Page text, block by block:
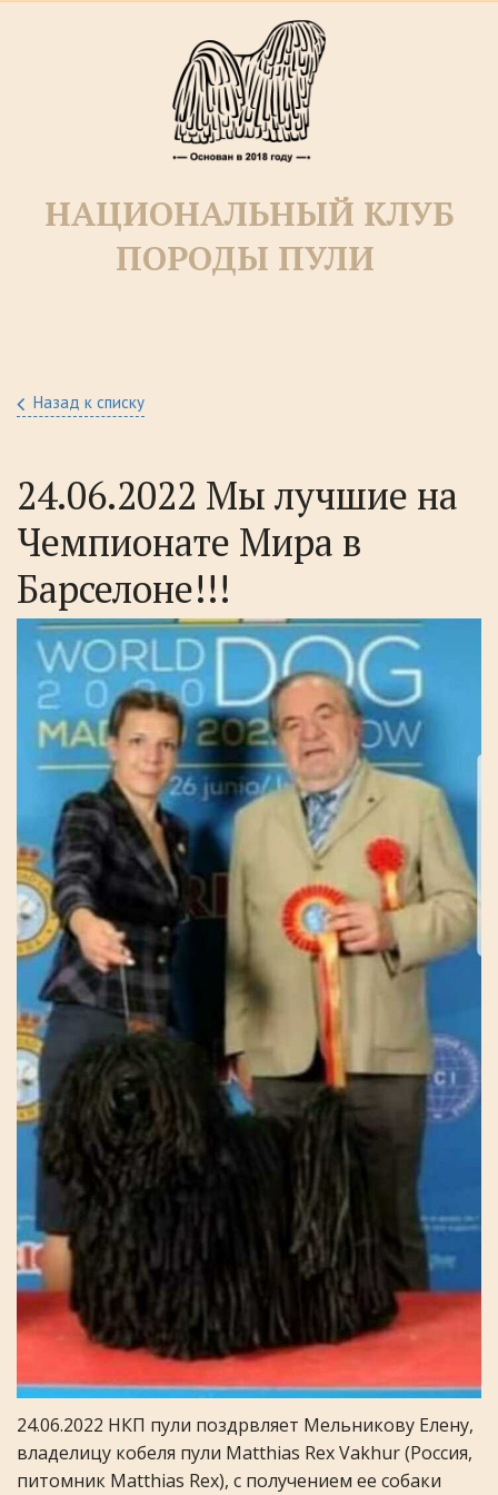
НАЦИОНАЛЬНЫЙ КЛУБ
ПОРОДЫ ПУЛИ­­
Назад к списку
24.06.2022 Мы лучшие на
Чемпионате Мира в
Барселоне!!!
24.06.2022 НКП пули поздрвляет Мельникову Елену,
владелицу кобеля пули Matthias Rex Vakhur (Россия,
питомник Matthias Rex), с получением ее собаки